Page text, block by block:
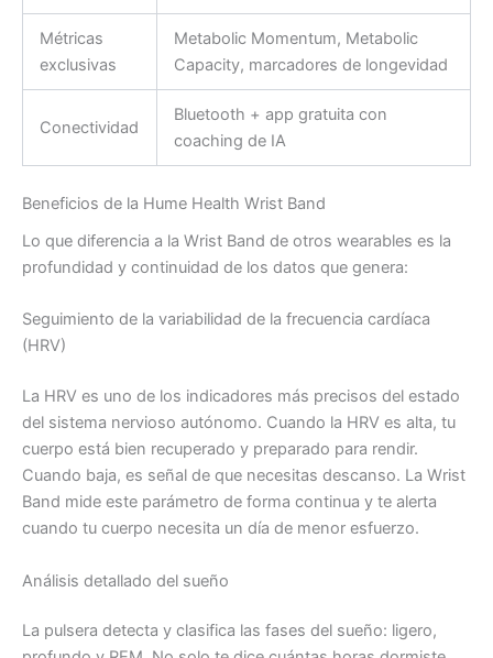
Métricas
exclusivas
Metabolic Momentum, Metabolic
Capacity, marcadores de longevidad
Conectividad
Bluetooth + app gratuita con
coaching de IA
Beneficios de la Hume Health Wrist Band
Lo que diferencia a la Wrist Band de otros wearables es la
profundidad y continuidad de los datos que genera:
Seguimiento de la variabilidad de la frecuencia cardíaca
(HRV)
La HRV es uno de los indicadores más precisos del estado
del sistema nervioso autónomo. Cuando la HRV es alta, tu
cuerpo está bien recuperado y preparado para rendir.
Cuando baja, es señal de que necesitas descanso. La Wrist
Band mide este parámetro de forma continua y te alerta
cuando tu cuerpo necesita un día de menor esfuerzo.
Análisis detallado del sueño
La pulsera detecta y clasifica las fases del sueño: ligero,